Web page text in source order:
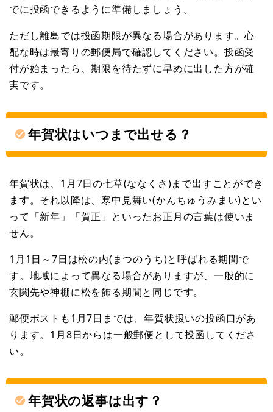
でに投函できるように準備しましょう。
ただし離島では投函期限が異なる場合があります。心
配な時は最寄りの郵便局で確認してください。投函受
付が始まったら、期限を待たずに早めに出した方が確
実です。
年賀状はいつまで出せる？
年賀状は、1月7日の七草(ななくさ)まで出すことができ
ます。それ以降は、寒中見舞い(かんちゅうみまい)とい
って「新年」「賀正」といったお正月の言葉は使いま
せん。
1月1日～7日は松の内(まつのうち)と呼ばれる期間で
す。地域によって異なる場合がありますが、一般的に
玄関先や神棚に松を飾る期間と同じです。
郵便ポストも1月7日までは、年賀状扱いの投函口があ
ります。1月8日からは一般郵便として投函してくださ
い。
年賀状の返事は出す？